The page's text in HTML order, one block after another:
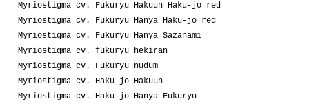
Myriostigma cv. Fukuryu Hakuun Haku-jo red
Myriostigma cv. Fukuryu Hanya Haku-jo red
Myriostigma cv. Fukuryu Hanya Sazanami
Myriostigma cv. fukuryu hekiran
Myriostigma cv. Fukuryu nudum
Myriostigma cv. Haku-jo Hakuun
Myriostigma cv. Haku-jo Hanya Fukuryu